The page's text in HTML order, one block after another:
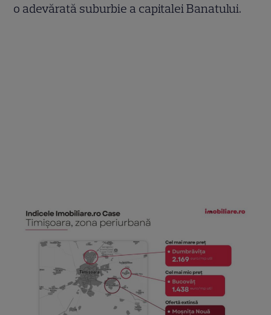
o adevărată suburbie a capitalei Banatului.